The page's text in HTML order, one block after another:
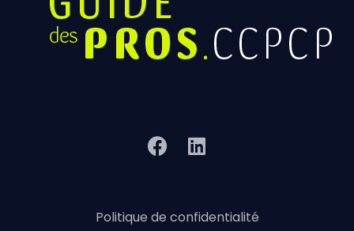
Politique de confidentialité